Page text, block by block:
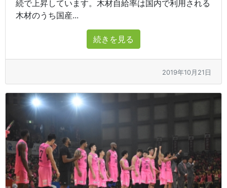
続で上昇しています。木材自給率は国内で利用される
木材のうち国産...
続きを見る
2019年10月21日